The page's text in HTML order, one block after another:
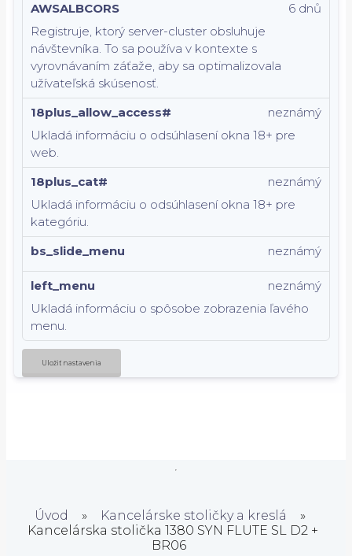
AWSALBCORS
Registruje, ktorý server-cluster obsluhuje
návštevníka. To sa používa v kontexte s
vyrovnávaním záťaže, aby sa optimalizovala
užívateľská skúsenosť.
6 dnů
18plus_allow_access#
Ukladá informáciu o odsúhlasení okna 18+ pre
web.
neznámý
18plus_cat#
Ukladá informáciu o odsúhlasení okna 18+ pre
kategóriu.
neznámý
bs_slide_menu neznámý
left_menu
Ukladá informáciu o spôsobe zobrazenia ľavého
menu.
neznámý
Uložiť nastavenia
Úvod » Kancelárske stoličky a kreslá
»
Kancelárska stolička 1380 SYN FLUTE SL D2 +
BR06